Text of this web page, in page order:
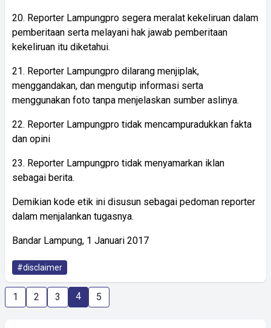
20. Reporter Lampungpro segera meralat kekeliruan dalam
pemberitaan serta melayani hak jawab pemberitaan
kekeliruan itu diketahui.
21. Reporter Lampungpro dilarang menjiplak,
menggandakan, dan mengutip informasi serta
menggunakan foto tanpa menjelaskan sumber aslinya.
22. Reporter Lampungpro tidak mencampuradukkan fakta
dan opini
23. Reporter Lampungpro tidak menyamarkan iklan
sebagai berita.
Demikian kode etik ini disusun sebagai pedoman reporter
dalam menjalankan tugasnya.
Bandar Lampung, 1 Januari 2017
#disclaimer
1 2 3 4 5